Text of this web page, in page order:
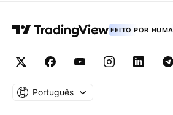
FEITO POR
Português